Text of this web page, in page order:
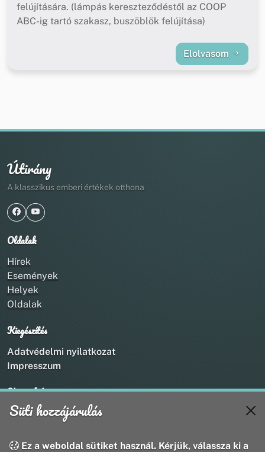
felújítására. (lámpás kereszteződéstől az COOP
ABC-ig tartó szakasz, buszöblök felújítása)
Elolvasom
Útirány
A klasszikus emberi értékek otthona
Oldalak
Hírek
Események
Helyek
Oldalak
Kiegészítés
Adatvédelmi nyilatkozat
Impresszum
Kapcsolat
+36 20 211 1888
webmaster@utirany.hu
Süti hozzájárulás
Ez a weboldal sütiket használ. Kérjük, válassza ki a